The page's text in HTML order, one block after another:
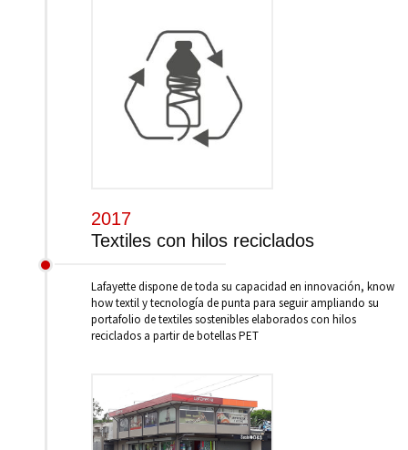
2017
Textiles con hilos reciclados
Lafayette dispone de toda su capacidad en innovación, know
how textil y tecnología de punta para seguir ampliando su
portafolio de textiles sostenibles elaborados con hilos
reciclados a partir de botellas PET